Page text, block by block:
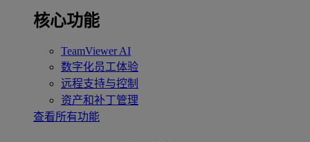
核心功能
TeamViewer AI
数字化员工体验
远程支持与控制
资产和补丁管理
查看所有功能